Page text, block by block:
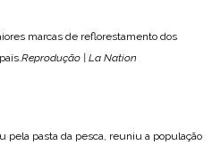
marcas de reflorestamento dos
Reprodução | La Nation
pasta da pesca, reuniu a população